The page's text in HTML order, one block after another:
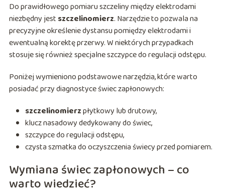
Do prawidłowego pomiaru szczeliny między elektrodami
niezbędny jest szczelinomierz. Narzędzie to pozwala na
precyzyjne określenie dystansu pomiędzy elektrodami i
ewentualną korektę przerwy. W niektórych przypadkach
stosuje się również specjalne szczypce do regulacji odstępu.
Poniżej wymieniono podstawowe narzędzia, które warto
posiadać przy diagnostyce świec zapłonowych:
szczelinomierzpłytkowy lub drutowy,
klucz nasadowy dedykowany do świec,
szczypce do regulacji odstępu,
czysta szmatka do oczyszczenia świecy przed pomiarem.
Wymiana świec zapłonowych – co
warto wiedzieć?